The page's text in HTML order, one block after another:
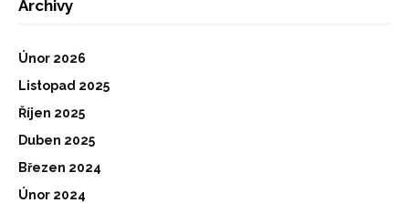
Archivy
Únor 2026
Listopad 2025
Říjen 2025
Duben 2025
Březen 2024
Únor 2024